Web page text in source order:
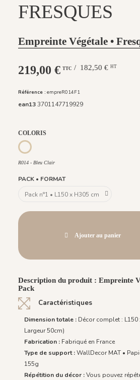
FRESQUES
Empreinte Végétale •
219,00 € TTC / 182,50 € HT
Référence : empreR014F1
ean133701147719929
COLORIS
R014 - Bleu Clair
R014 - Bleu Clair
PACK • FORMAT
Ajouter au panier
Description du produit : Empreinte
Pack
Caractéristiques
Dimension totale : Décor complet :
Largeur 50cm)
Fabrication : Fabriqué en France
Type de support :WallDecor MAT •
155g
Répétition du décor :Vous pouvez